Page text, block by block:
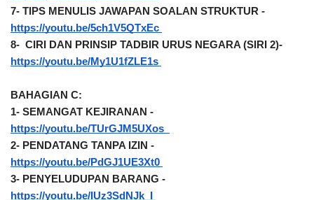
https://youtu.be/5ch1V5QTxEc
https://youtu.be/My1U1fZLE1s
BAHAGIAN C:
https://youtu.be/TUrGJM5UXos
https://youtu.be/PdGJ1UE3Xt0
https://youtu.be/IUz3SdNJk_I